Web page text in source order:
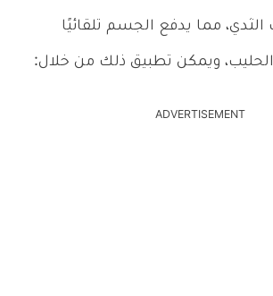
مما يدفع الجسم تلقائيًا
ويمكن تطبيق ذلك من خلال:
ADVERTISEMENT